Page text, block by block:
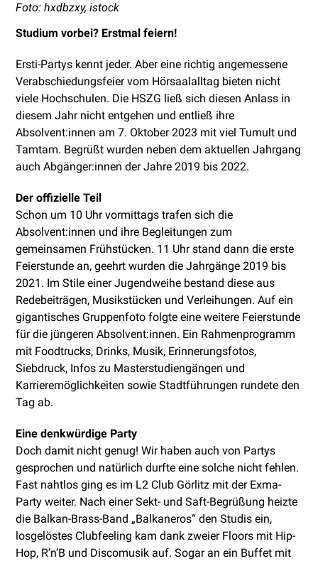
Foto: hxdbzxy, istock
Studium vorbei? Erstmal feiern!
Ersti-Partys kennt jeder. Aber eine richtig angemessene
Verabschiedungsfeier vom Hörsaalalltag bieten nicht
viele Hochschulen. Die HSZG ließ sich diesen Anlass in
diesem Jahr nicht entgehen und entließ ihre
Absolvent:innen am 7. Oktober 2023 mit viel Tumult und
Tamtam. Begrüßt wurden neben dem aktuellen Jahrgang
auch Abgänger:innen der Jahre 2019 bis 2022.
Der offizielle Teil
Schon um 10 Uhr vormittags trafen sich die
Absolvent:innen und ihre Begleitungen zum
gemeinsamen Frühstücken. 11 Uhr stand dann die erste
Feierstunde an, geehrt wurden die Jahrgänge 2019 bis
2021. Im Stile einer Jugendweihe bestand diese aus
Redebeiträgen, Musikstücken und Verleihungen. Auf ein
gigantisches Gruppenfoto folgte eine weitere Feierstunde
für die jüngeren Absolvent:innen. Ein Rahmenprogramm
mit Foodtrucks, Drinks, Musik, Erinnerungsfotos,
Siebdruck, Infos zu Masterstudiengängen und
Karrieremöglichkeiten sowie Stadtführungen rundete den
Tag ab.
Eine denkwürdige Party
Doch damit nicht genug! Wir haben auch von Partys
gesprochen und natürlich durfte eine solche nicht fehlen.
Fast nahtlos ging es im L2 Club Görlitz mit der Exma-
Party weiter. Nach einer Sekt- und Saft-Begrüßung heizte
die Balkan-Brass-Band „Balkaneros“ den Studis ein,
losgelöstes Clubfeeling kam dank zweier Floors mit Hip-
Hop, R’n’B und Discomusik auf. Sogar an ein Buffet mit